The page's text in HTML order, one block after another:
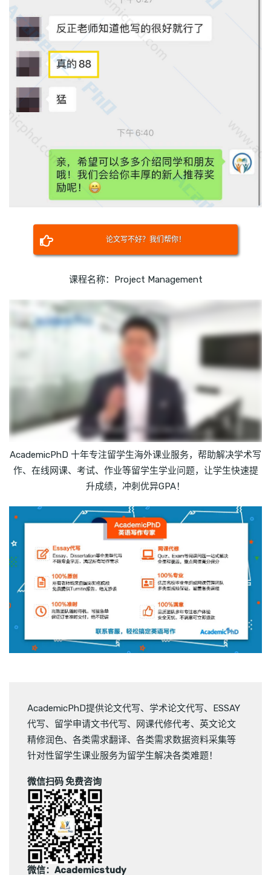
论文写不好？我们帮你！
课程名称：Project Management
AcademicPhD 十年专注留学生海外课业服务，帮助解决学术写
作、在线网课、考试、作业等留学生学业问题，让学生快速提
升成绩，冲刺优异GPA！
AcademicPhD提供论文代写、 学术论文代写、
ESSAY
代写、 留学申请文书代写、 网课代修代考、 英文论文
精修润色、 各类需求翻译、 各类需求数据资料采集等
针对性留学生课业服务为留学生解决各类难题！
微信扫码 免费咨询
微信：Academicstudy